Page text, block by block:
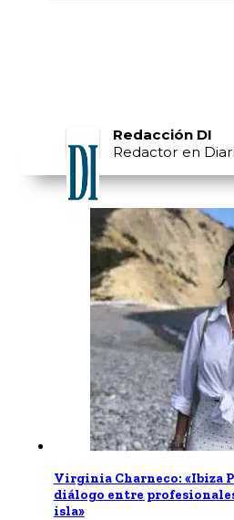
Redacción DI
Redactor en
Virginia Charneco: «Ibiza
diálogo entre
isla»